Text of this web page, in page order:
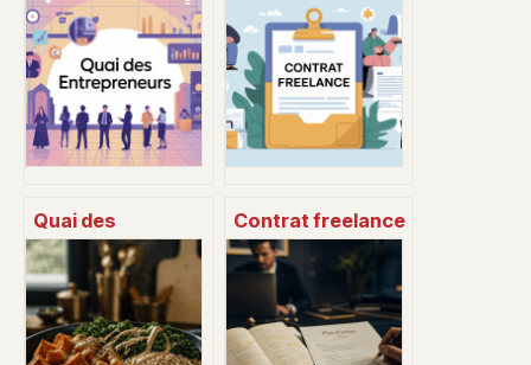
Quai des
entrepreneurs :
tout comprendre
sur l’événement, le
lieu et
l’écosystème
Contrat freelance
: clauses
essentielles,
modèles et pièges
à éviter